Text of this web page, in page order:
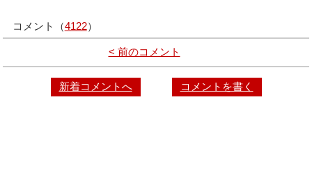
コメント（4122）
< 前のコメント
新着コメントへ コメントを書く